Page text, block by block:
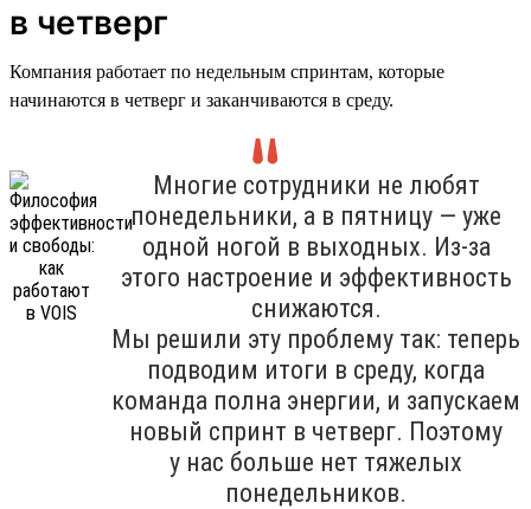
в четверг
Компания работает по недельным спринтам, которые
начинаются в четверг и заканчиваются в среду.
Многие сотрудники не любят
понедельники, а в пятницу — уже
одной ногой в выходных. Из-за
этого настроение и эффективность
снижаются.
Мы решили эту проблему так: теперь
подводим итоги в среду, когда
команда полна энергии, и запускаем
новый спринт в четверг. Поэтому
у нас больше нет тяжелых
понедельников.